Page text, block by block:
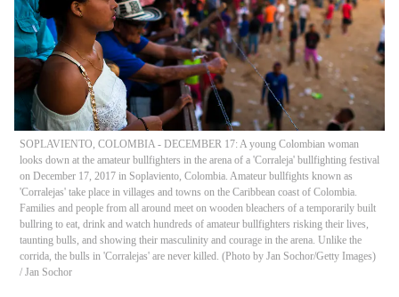
SOPLAVIENTO, COLOMBIA - DECEMBER 17: A young Colombian woman
looks down at the amateur bullfighters in the arena of a 'Corraleja' bullfighting festival
on December 17, 2017 in Soplaviento, Colombia. Amateur bullfights known as
'Corralejas' take place in villages and towns on the Caribbean coast of Colombia.
Families and people from all around meet on wooden bleachers of a temporarily built
bullring to eat, drink and watch hundreds of amateur bullfighters risking their lives,
taunting bulls, and showing their masculinity and courage in the arena. Unlike the
corrida, the bulls in 'Corralejas' are never killed. (Photo by Jan Sochor/Getty Images)
/ Jan Sochor